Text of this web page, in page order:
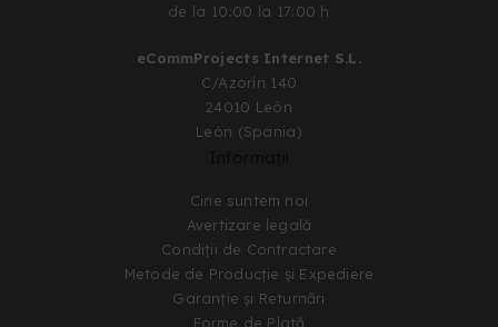
de la 10:00 la 17:00 h
eCommProjects Internet S.L.
C/Azorín 140
24010 León
León (Spania)
Cine suntem noi
Avertizare legală
Condiții de Contractare
Metode de Producție și Expediere
Garanție și Returnări
Forme de Plată